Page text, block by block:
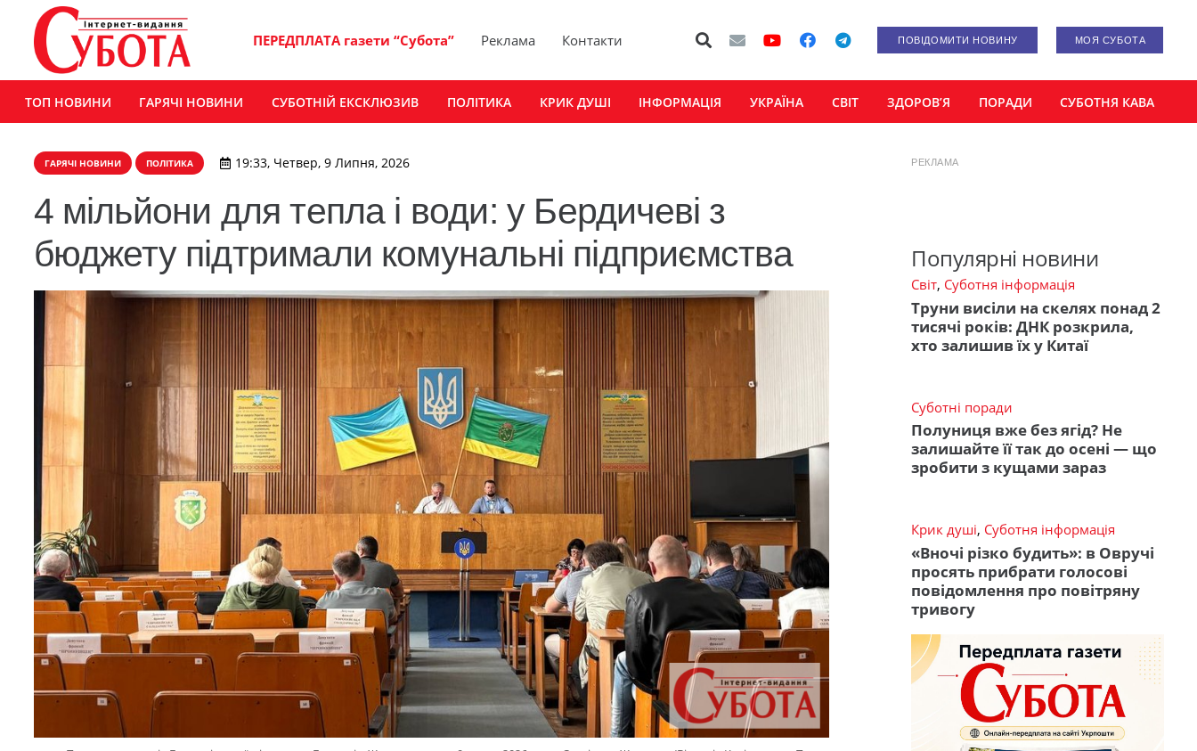
ПЕРЕДПЛАТА газети “Субота” Реклама Контакти ПОВІДОМИТИ НОВИНУ МОЯ СУБОТА
ТОП НОВИНИ ГАРЯЧІ НОВИНИ СУБОТНІЙ ЕКСКЛЮЗИВ ПОЛІТИКА КРИК ДУШІ ІНФОРМАЦІЯ УКРАЇНА СВІТ ЗДОРОВ’Я ПОРАДИ СУБОТНЯ КАВА
ГАРЯЧІ НОВИНИ ПОЛІТИКА 19:33, Четвер, 9 Липня, 2026
4 мільйони для тепла і води: у Бердичеві з
бюджету підтримали комунальні підприємства
РЕКЛАМА
Популярні новини
Світ, Суботня інформація
Труни висіли на скелях понад 2
тисячі років: ДНК розкрила,
хто залишив їх у Китаї
Суботні поради
Полуниця вже без ягід? Не
залишайте її так до осені — що
зробити з кущами зараз
Крик душі, Суботня інформація
«Вночі різко будить»: в Овручі
просять прибрати голосові
повідомлення про повітряну
тривогу